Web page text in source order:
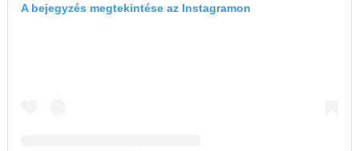
A bejegyzés megtekintése az Instagramon